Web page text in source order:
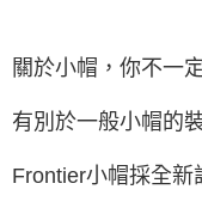
付款後門市自取
免運費
關於小帽，你不一
有別於一般小帽的
Frontier小帽採全新